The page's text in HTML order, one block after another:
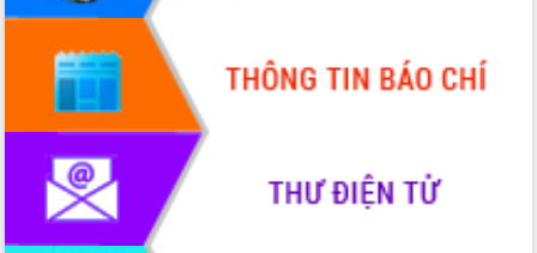
Bầu cử Quốc hội và HĐND: Cử tri Đắk
Lắk gửi gắm niềm tin, kỳ vọng vào lá
phiếu
Đắk Lắk sẵn sàng các điều kiện cho
Ngày hội bầu cử đại biểu Quốc hội
khóa XVI và HĐND các cấp nhiệm kỳ
2026-2031
Đảm bảo cuộc bầu cử đại biểu Quốc
hội và đại biểu HĐND các cấp diễn ra
an toàn, hiệu quả, đúng quy định